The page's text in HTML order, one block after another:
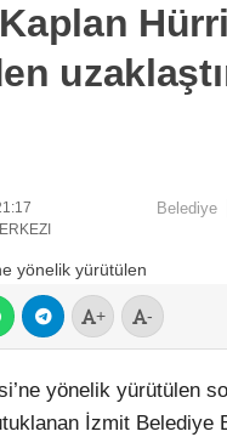
Belediye
+ -
yönelik yürütülen
İzmit Belediye